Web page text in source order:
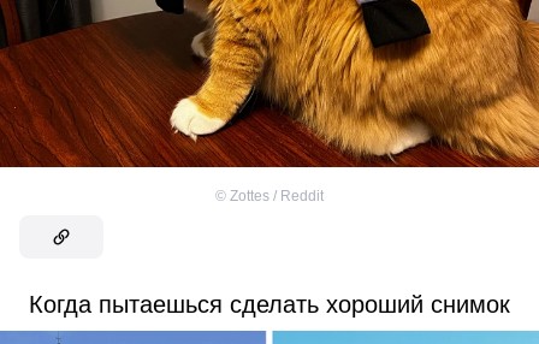
© Zottes / Reddit
Когда пытаешься сделать хороший снимок